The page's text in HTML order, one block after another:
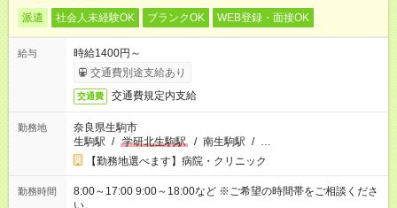
派遣 社会人未経験OK ブランクOK WEB登録・面接OK
給与
時給1400円～
交通費別途支給あり
交通費 交通費規定内支給
勤務地
奈良県生駒市
生駒駅 / 学研北生駒駅 / 南生駒駅 / …
【勤務地選べます】病院・クリニック
勤務時間
8:00～17:00 9:00～18:00など ※ご希望の時間帯をご相談くださ
い。